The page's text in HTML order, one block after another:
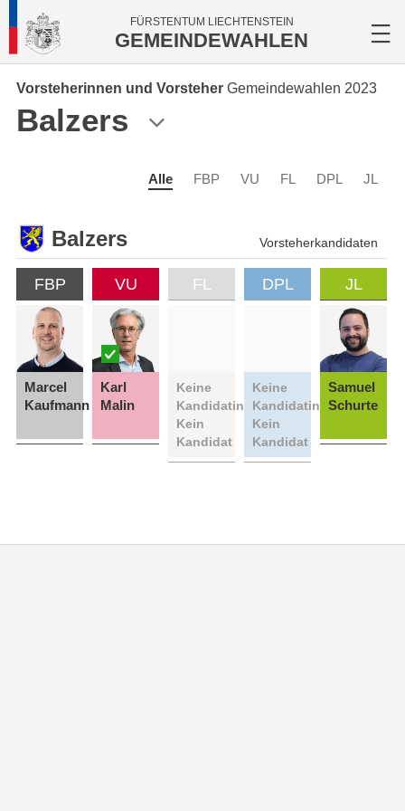
FÜRSTENTUM LIECHTENSTEIN
GEMEINDEWAHLEN
Vorsteherinnen und Vorsteher Gemeindewahlen 2023
Balzers
Alle FBP VU FL DPL JL
Balzers Vorsteherkandidaten
FBP
Marcel
Kaufmann
VU
Karl
Malin
FL
Keine
Kandidatin
Kein
Kandidat
DPL
Keine
Kandidatin
Kein
Kandidat
JL
Samuel
Schurte